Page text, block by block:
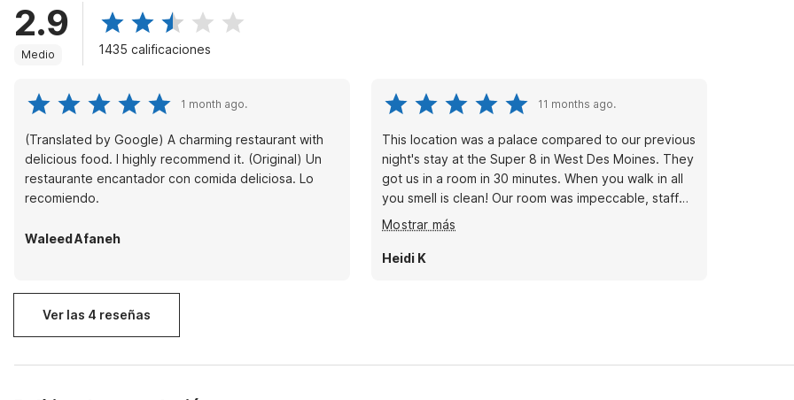
2.9
Medio 1435 calificaciones
1 month ago.
(Translated by Google) A charming restaurant with
delicious food. I highly recommend it. (Original) Un
restaurante encantador con comida deliciosa. Lo
recomiendo.
Waleed Afaneh
11 months ago.
This location was a palace compared to our previous
night's stay at the Super 8 in West Des Moines. They
got us in a room in 30 minutes. When you walk in all
you smell is clean! Our room was impeccable, staff
were SO helpful and kind, and the location was
super convenient! No breakfast but we didn't care
one bit with the peaceful night sleep we had!!!
Mostrar más
Heidi K
Ver las 4 reseñas